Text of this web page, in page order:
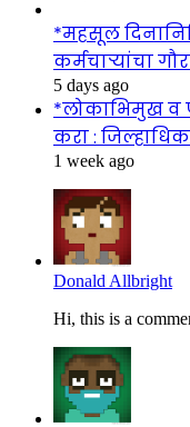
*महसूल
कर्मचाऱ्यांचा
5 days ago
*लोकाभिमुख व
करा :
1 week ago
Donald Allbright
Hi, this is a